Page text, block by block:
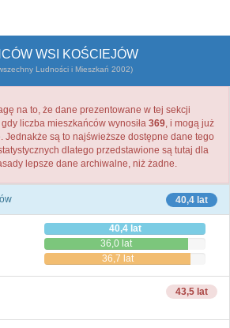
WSI KOŚCIEJÓW
Ludności i Mieszkań 2002)
na to, że dane prezentowane w tej sekcji
liczba mieszkańców wynosiła 369, i mogą już
Jednakże są to najświeższe dostępne dane tego
dlatego przedstawione są tutaj dla
lepsze dane archiwalne, niż żadne.
40,4 lat
40,4 lat
36,0 lat
36,7 lat
43,5 lat